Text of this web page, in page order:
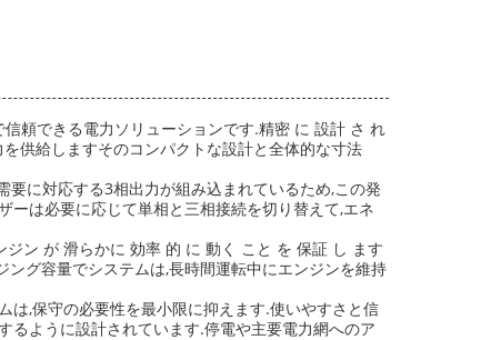
頼できる電力ソリューションです.精密 に 設計 さ れ
供給しますそのコンパクトな設計と全体的な寸法
に対応する3相出力が組み込まれているため,この発
ーは必要に応じて単相と三相接続を切り替えて,エネ
ン が 滑らかに 効率 的 に 動く こと を 保証 し ます
グ容量でシステムは,長時間運転中にエンジンを維持
は,保守の必要性を最小限に抑えます.使いやすさと信
るように設計されています.停電や主要電力網へのア